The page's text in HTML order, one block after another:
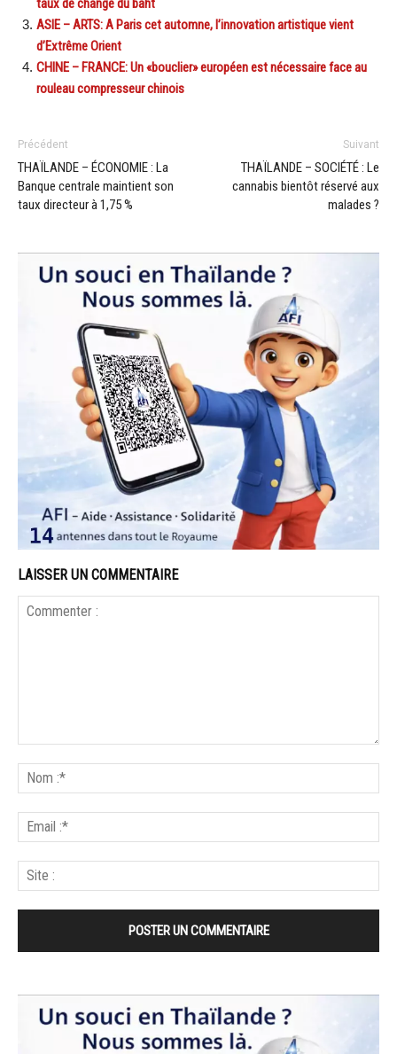
taux de change du baht
ASIE – ARTS: A Paris cet automne, l’innovation artistique vient
d’Extrême Orient
CHINE – FRANCE: Un «bouclier» européen est nécessaire face au
rouleau compresseur chinois
Précédent
THAÏLANDE – ÉCONOMIE : La
Banque centrale maintient son
taux directeur à 1,75 %
Suivant
THAÏLANDE – SOCIÉTÉ : Le
cannabis bientôt réservé aux
malades ?
LAISSER UN COMMENTAIRE